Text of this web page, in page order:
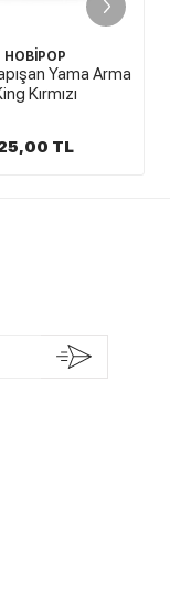
HOBİPOP
Ütüyle Yapışan Arma
Minicik Helikopter
15,00 TL